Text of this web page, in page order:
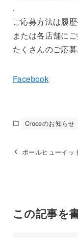
.
ご応募方法は履
または各店舗にご
たくさんのご応
Facebook
Croceのお知らせ
ポールヒューイッ
この記事を